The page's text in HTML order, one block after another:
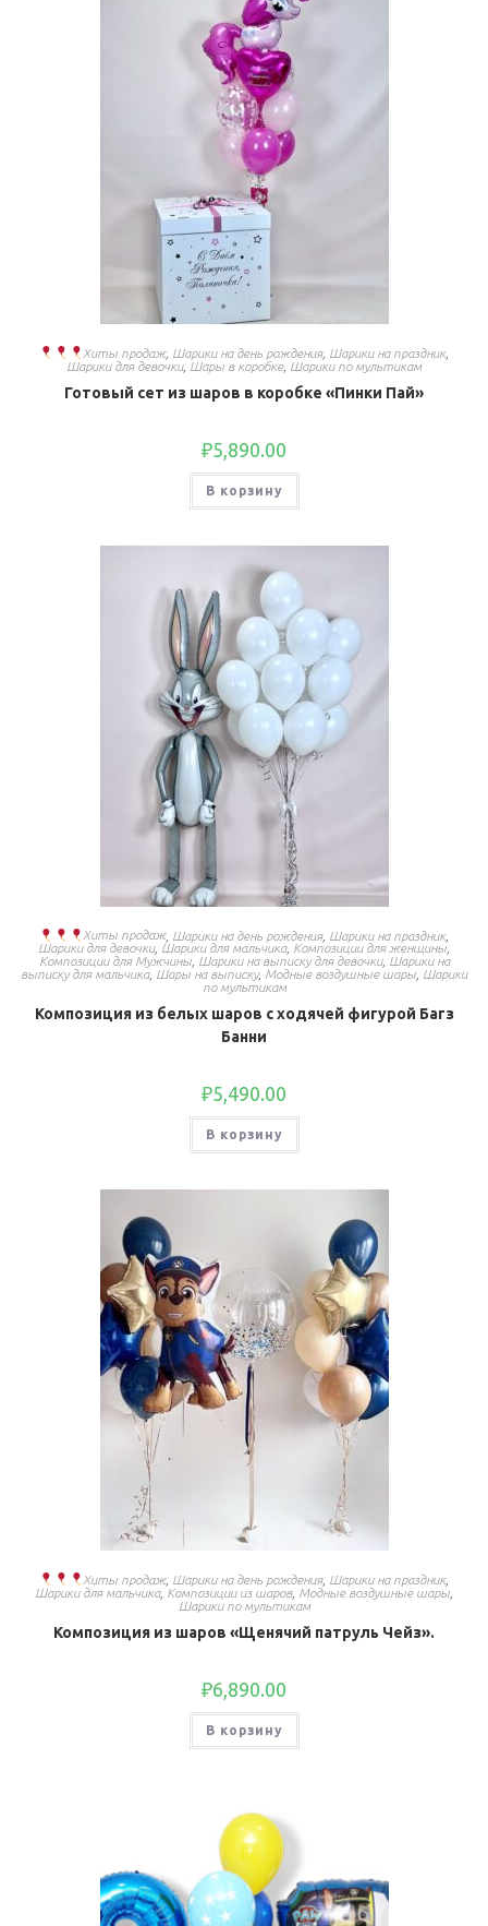
Хиты продаж, Шарики на день рождения, Шарики на праздник,
Шарики для девочки, Шары в коробке, Шарики по мультикам
Готовый сет из шаров в коробке «Пинки Пай»
₽5,890.00
В корзину
Хиты продаж, Шарики на день рождения, Шарики на праздник,
Шарики для девочки, Шарики для мальчика, Композиции для женщины
Композиции для Мужчины, Шарики на выписку для девочки, Шарики на
выписку для мальчика, Шары на выписку, Модные воздушные шары Шарики
по мультикам
Композиция из белых шаров с ходячей фигурой Багз
Банни
₽5,490.00
В корзину
Хиты продаж, Шарики на день рождения, Шарики на праздник,
Шарики для мальчика, Композиции из шаров, Модные воздушные шары
Шарики по мультикам
Композиция из шаров «Щенячий патруль Чейз».
₽6,890.00
В корзину